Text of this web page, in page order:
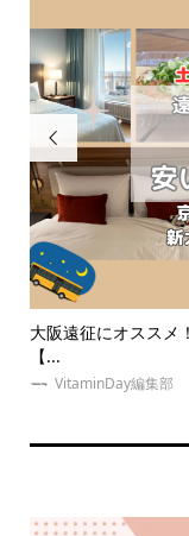

にオススメ！オタクに
編集部